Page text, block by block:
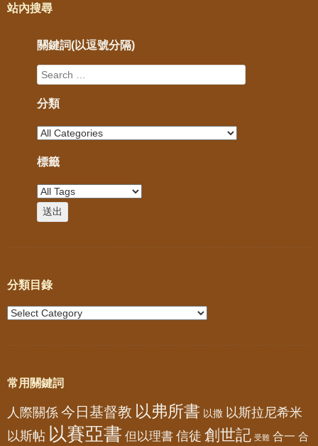
站內搜尋
關鍵詞(以逗號分隔)
分類
標籤
分類目錄
常用關鍵詞
人際關係 今日基督教 以弗所書 以撒 以斯拉尼希米
以斯帖 以賽亞書 但以理書 信徒 創世記 受難 合一 合